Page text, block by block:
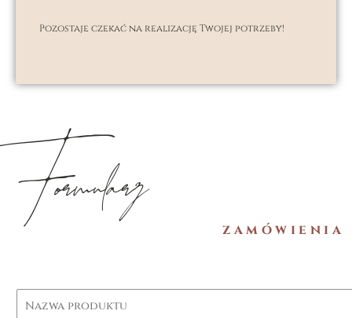
Pozostaje czekać na realizację Twojej potrzeby!
Formularz zamówienia